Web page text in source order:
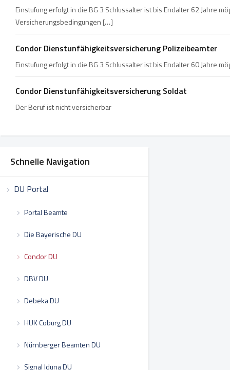
Schnelle Navigation
DU Portal
Portal Beamte
Die Bayerische DU
Condor DU
DBV DU
Debeka DU
HUK Coburg DU
Nürnberger Beamten DU
Signal Iduna DU
Einstufung erfolgt in die BG 3 Schlussalter ist bis Endalter 62 Jahre
Versicherungsbedingungen […]
Condor Dienstunfähigkeitsversicherung Polizeibeamter
Einstufung erfolgt in die BG 3 Schlussalter ist bis Endalter 60 Jahre
Condor Dienstunfähigkeitsversicherung Soldat
Der Beruf ist nicht versicherbar